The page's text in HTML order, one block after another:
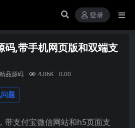
登录
码,带手机网页版和双端支
精品源码 4.06K 0.00
题
带支付宝微信网站和h5页面支